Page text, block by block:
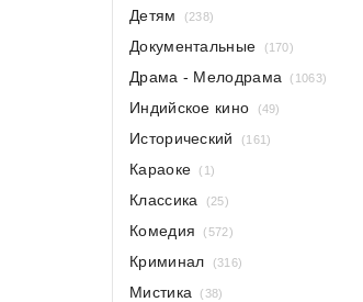
Детям (238)
Документальные (170)
Драма - Мелодрама (1063)
Индийское кино (49)
Исторический (161)
Караоке (1)
Классика (25)
Комедия (572)
Криминал (316)
Мистика (38)